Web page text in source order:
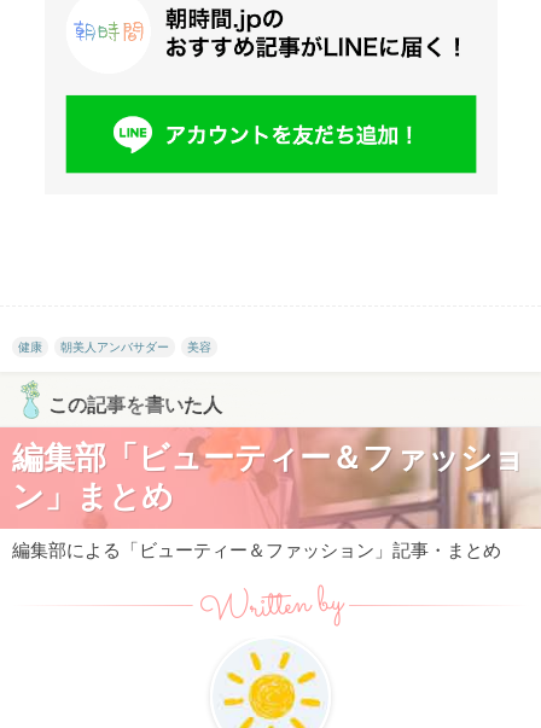
健康 朝美人アンバサダー 美容
この記事を書いた人
編集部「ビューティー＆ファッショ
ン」まとめ
編集部による「ビューティー＆ファッション」記事・まとめ
Written by